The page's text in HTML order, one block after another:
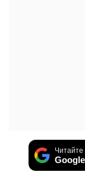
Читайте